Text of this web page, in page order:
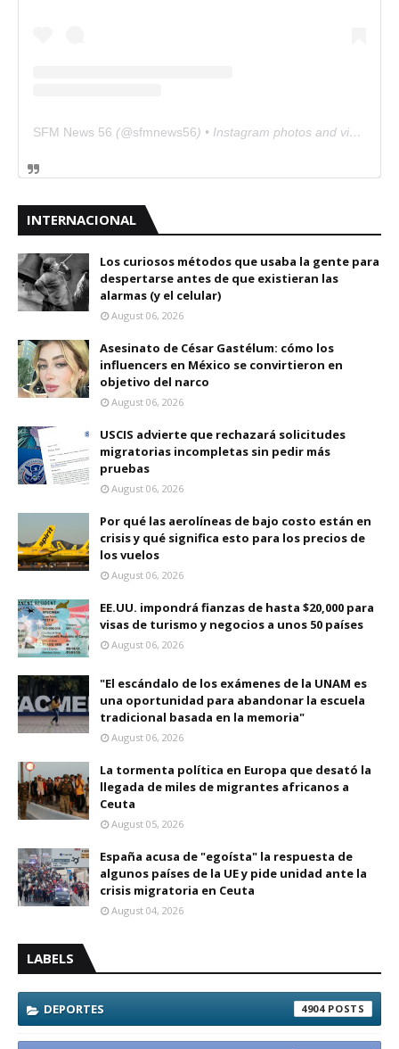
SFM News 56 (@sfmnews56) • Instagram photos and videos
INTERNACIONAL
Los curiosos métodos que usaba la gente para
despertarse antes de que existieran las
alarmas (y el celular)
August 06, 2026
Asesinato de César Gastélum: cómo los
influencers en México se convirtieron en
objetivo del narco
August 06, 2026
USCIS advierte que rechazará solicitudes
migratorias incompletas sin pedir más
pruebas
August 06, 2026
Por qué las aerolíneas de bajo costo están en
crisis y qué significa esto para los precios de
los vuelos
August 06, 2026
EE.UU. impondrá fianzas de hasta $20,000 para
visas de turismo y negocios a unos 50 países
August 06, 2026
"El escándalo de los exámenes de la UNAM es
una oportunidad para abandonar la escuela
tradicional basada en la memoria"
August 06, 2026
La tormenta política en Europa que desató la
llegada de miles de migrantes africanos a
Ceuta
August 05, 2026
España acusa de "egoísta" la respuesta de
algunos países de la UE y pide unidad ante la
crisis migratoria en Ceuta
August 04, 2026
LABELS
DEPORTES 4904